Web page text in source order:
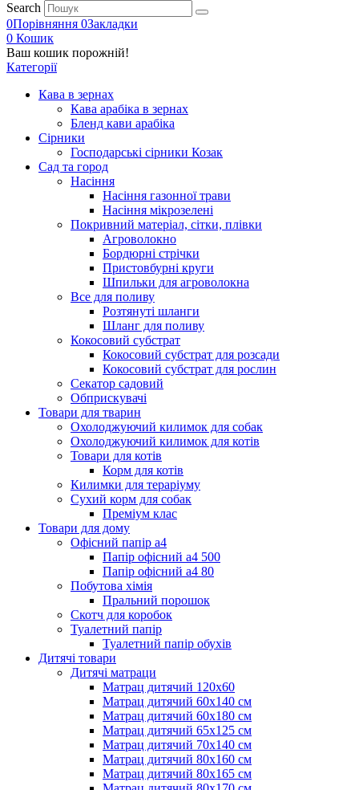
Search
0Порівняння 0Закладки
0 Кошик
Ваш кошик порожній!
Категорії
Кава в зернах
Кава арабіка в зернах
Бленд кави арабіка
Сірники
Господарські сірники Козак
Сад та город
Насіння
Насіння газонної трави
Насіння мікрозелені
Покривний матеріал, сітки, плівки
Агроволокно
Бордюрні стрічки
Пристовбурні круги
Шпильки для агроволокна
Все для поливу
Розтянуті шланги
Шланг для поливу
Кокосовий субстрат
Кокосовий субстрат для розсади
Кокосовий субстрат для рослин
Секатор садовий
Обприскувачі
Товари для тварин
Охолоджуючий килимок для собак
Охолоджуючий килимок для котів
Товари для котів
Корм для котів
Килимки для тераріуму
Сухий корм для собак
Преміум клас
Товари для дому
Офісний папір а4
Папір офісний а4 500
Папір офісний а4 80
Побутова хімія
Пральний порошок
Скотч для коробок
Туалетний папір
Туалетний папір обухів
Дитячі товари
Дитячі матраци
Матрац дитячий 120х60
Матрац дитячий 60х140 см
Матрац дитячий 60х180 см
Матрац дитячий 65х125 см
Матрац дитячий 70х140 см
Матрац дитячий 80х160 см
Матрац дитячий 80х165 см